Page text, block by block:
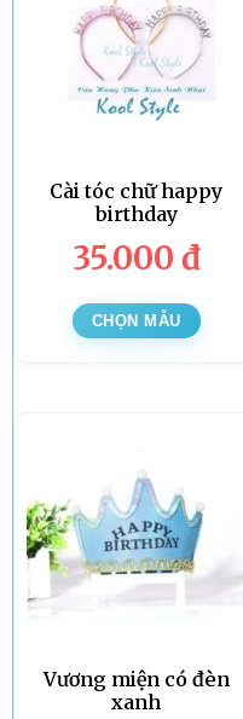
Cài tóc chữ happy
birthday
35.000 đ
CHỌN MẪU
Vương miện có đèn
xanh